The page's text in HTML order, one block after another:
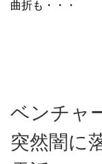
曲折も・・・
ベンチャ
突然闇に